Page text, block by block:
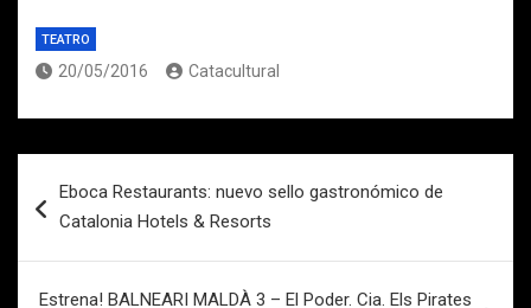
TEATRO
20/05/2016 Catacultural
de
Eboca Restaurants: nuevo sello gastronómico de
Catalonia Hotels & Resorts
Estrena! BALNEARI MALDÀ 3 – El Poder. Cia. Els Pirates